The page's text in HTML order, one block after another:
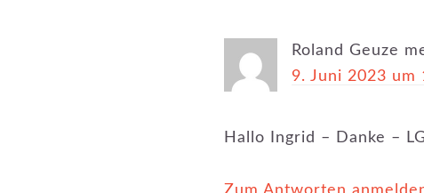
Roland Geuze
9. Juni 2023 um
Hallo Ingrid – Danke –